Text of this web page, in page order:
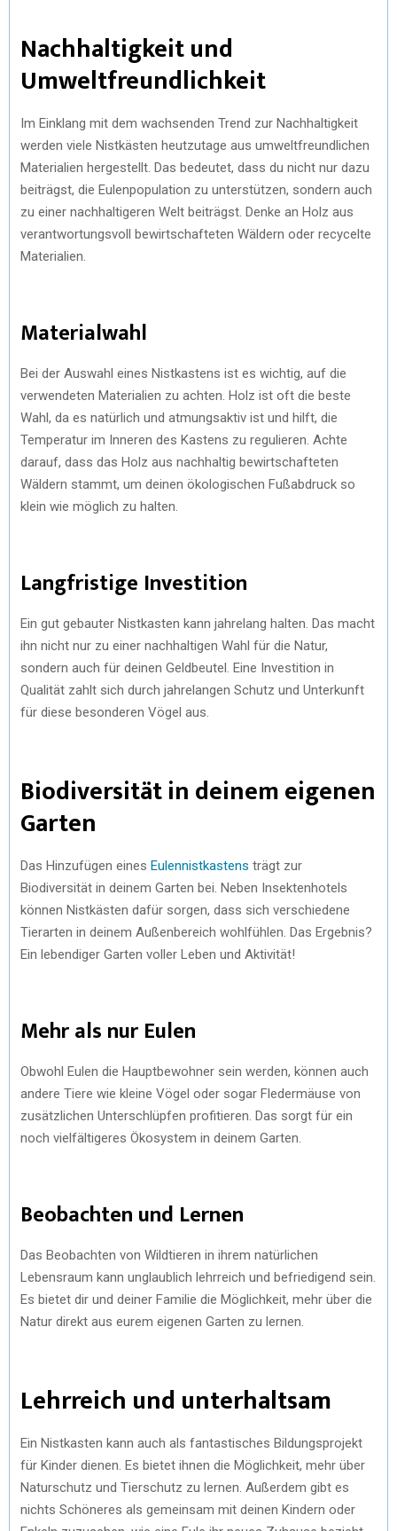
Nachhaltigkeit und
Umweltfreundlichkeit
Im Einklang mit dem wachsenden Trend zur Nachhaltigkeit
werden viele Nistkästen heutzutage aus umweltfreundlichen
Materialien hergestellt. Das bedeutet, dass du nicht nur dazu
beiträgst, die Eulenpopulation zu unterstützen, sondern auch
zu einer nachhaltigeren Welt beiträgst. Denke an Holz aus
verantwortungsvoll bewirtschafteten Wäldern oder recycelte
Materialien.
Materialwahl
Bei der Auswahl eines Nistkastens ist es wichtig, auf die
verwendeten Materialien zu achten. Holz ist oft die beste
Wahl, da es natürlich und atmungsaktiv ist und hilft, die
Temperatur im Inneren des Kastens zu regulieren. Achte
darauf, dass das Holz aus nachhaltig bewirtschafteten
Wäldern stammt, um deinen ökologischen Fußabdruck so
klein wie möglich zu halten.
Langfristige Investition
Ein gut gebauter Nistkasten kann jahrelang halten. Das macht
ihn nicht nur zu einer nachhaltigen Wahl für die Natur,
sondern auch für deinen Geldbeutel. Eine Investition in
Qualität zahlt sich durch jahrelangen Schutz und Unterkunft
für diese besonderen Vögel aus.
Biodiversität in deinem eigenen
Garten
Das Hinzufügen eines Eulennistkastens trägt zur
Biodiversität in deinem Garten bei. Neben Insektenhotels
können Nistkästen dafür sorgen, dass sich verschiedene
Tierarten in deinem Außenbereich wohlfühlen. Das Ergebnis?
Ein lebendiger Garten voller Leben und Aktivität!
Mehr als nur Eulen
Obwohl Eulen die Hauptbewohner sein werden, können auch
andere Tiere wie kleine Vögel oder sogar Fledermäuse von
zusätzlichen Unterschlüpfen profitieren. Das sorgt für ein
noch vielfältigeres Ökosystem in deinem Garten.
Beobachten und Lernen
Das Beobachten von Wildtieren in ihrem natürlichen
Lebensraum kann unglaublich lehrreich und befriedigend sein.
Es bietet dir und deiner Familie die Möglichkeit, mehr über die
Natur direkt aus eurem eigenen Garten zu lernen.
Lehrreich und unterhaltsam
Ein Nistkasten kann auch als fantastisches Bildungsprojekt
für Kinder dienen. Es bietet ihnen die Möglichkeit, mehr über
Naturschutz und Tierschutz zu lernen. Außerdem gibt es
nichts Schöneres als gemeinsam mit deinen Kindern oder